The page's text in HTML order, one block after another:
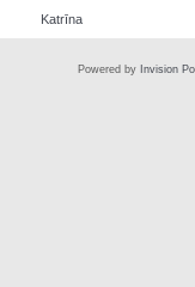
Katrīna
Powered by Invision